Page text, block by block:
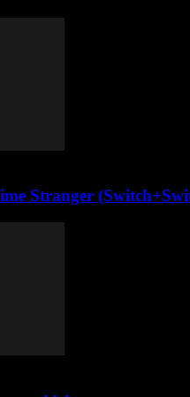
Stranger